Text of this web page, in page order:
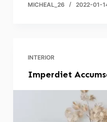
MICHEAL_26 2022-01-
INTERIOR
Imperdiet